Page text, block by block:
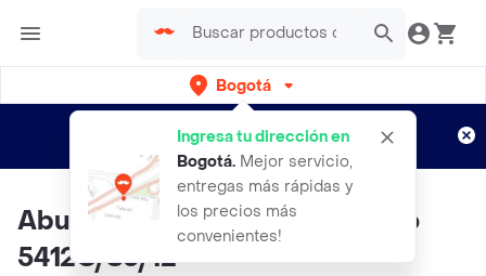
Bogotá
Ingresa tu dirección en
Bogotá. Mejor servicio,
entregas más rápidas y
los precios más
convenientes!
envíos gratis por semanas
Aplican TyC
Abus Candado Cable Numerino
5412C/85/12